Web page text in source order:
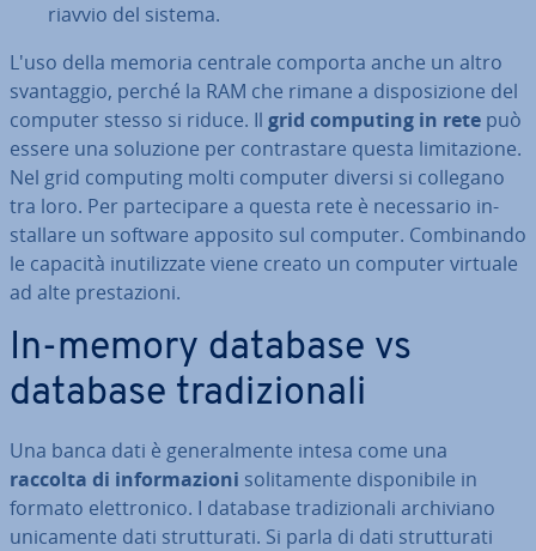
riavvio del sistema.
L'uso della memoria centrale comporta anche un altro
svan­tag­gio, perché la RAM che rimane a di­spo­si­zio­ne del
computer stesso si riduce. Il grid computing in rete può
essere una soluzione per con­tra­sta­re questa li­mi­ta­zio­ne.
Nel grid computing molti computer diversi si collegano
tra loro. Per par­te­ci­pa­re a questa rete è ne­ces­sa­rio in­
stal­la­re un software apposito sul computer. Com­bi­nan­do
le capacità inu­ti­liz­za­te viene creato un computer virtuale
ad alte pre­sta­zio­ni.
In-memory database vs
database tra­di­zio­na­li
Una banca dati è ge­ne­ral­men­te intesa come una
raccolta di in­for­ma­zio­ni so­li­ta­men­te di­spo­ni­bi­le in
formato elet­tro­ni­co. I database tra­di­zio­na­li ar­chi­via­no
uni­ca­men­te dati strut­tu­ra­ti. Si parla di dati strut­tu­ra­ti